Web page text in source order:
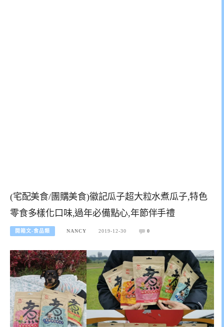
(宅配美食/團購美食)徽記瓜子超大粒水煮瓜子,特色
零食多樣化口味,過年必備點心,年節伴手禮
開箱文-食品類 NANCY 2019-12-30 0